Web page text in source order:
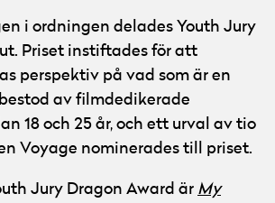
i ordningen delades Youth Jury
Priset instiftades för att
perspektiv på vad som är en
av filmdedikerade
18 och 25 år, och ett urval av tio
Voyage nominerades till priset.
Jury Dragon Award är My